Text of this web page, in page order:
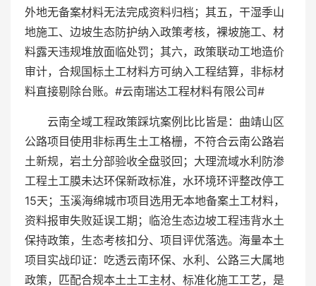
外地无备案材料无法完成资料归档；其五，干湿季山
地施工、边坡生态防护纳入政策考核，裸坡施工、材
料露天违规堆放面临处罚；其六，政策联动工地造价
审计，合规国标土工材料方可纳入工程结算，非标材
料直接剔除台账。#云南瑞达工程材料有限公司#
云南全域工程政策踩坑案例比比皆是：曲靖山区
公路项目使用非标再生土工格栅，不符合云南公路岩
土新规，岩土分部验收全盘驳回；大理流域水利防渗
工程土工膜未达环保新政标准，水环境环评整改停工
15天；玉溪海绵城市项目选用无本地备案土工材料，
资料报审失败延误工期；临沧生态边坡工程违背水土
保持政策，生态考核扣分、项目评优落选。海量本土
项目实战印证：吃透云南环保、水利、公路三大属地
政策，匹配合规本土土工主材、标准化施工工艺，是